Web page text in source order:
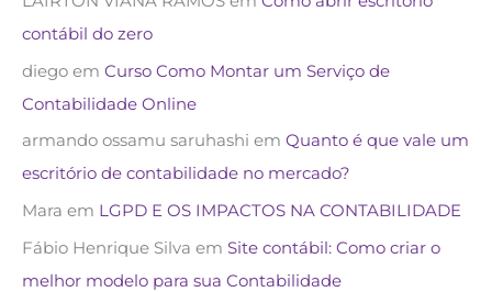
contábil do zero
diego em Curso Como Montar um Serviço de
Contabilidade Online
armando ossamu saruhashi em Quanto é que vale um
escritório de contabilidade no mercado?
Mara em LGPD E OS IMPACTOS NA CONTABILIDADE
Fábio Henrique Silva em Site contábil: Como criar o
melhor modelo para sua Contabilidade